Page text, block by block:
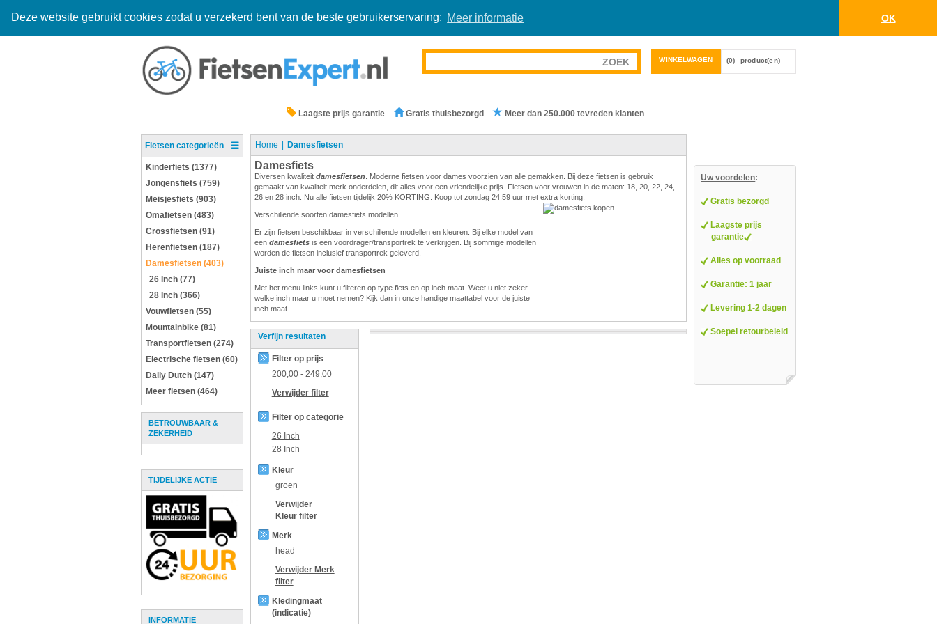
Deze website gebruikt cookies zodat u verzekerd bent van de beste gebruikerservaring: Meer informatie OK
WINKELWAGEN (0) product(en)
Laagste prijs garantie Gratis thuisbezorgd Meer dan 250.000 tevreden klanten
Fietsen categorieën
Kinderfiets (1377)
Jongensfiets (759)
Meisjesfiets (903)
Omafietsen (483)
Crossfietsen (91)
Herenfietsen (187)
Damesfietsen (403)
26 Inch (77)
28 Inch (366)
Vouwfietsen (55)
Mountainbike (81)
Transportfietsen (274)
Electrische fietsen (60)
Daily Dutch (147)
Meer fietsen (464)
BETROUWBAAR &
ZEKERHEID
TIJDELIJKE ACTIE
INFORMATIE
Home Damesfietsen
Damesfiets
Diversen kwaliteit damesfietsen. Moderne fietsen voor dames voorzien van alle gemakken. Bij deze fietsen is gebruik
gemaakt van kwaliteit merk onderdelen, dit alles voor een vriendelijke prijs. Fietsen voor vrouwen in de maten: 18, 20, 22, 24,
26 en 28 inch. Nu alle fietsen tijdelijk 20% KORTING. Koop tot zondag 24.59 uur met extra korting.
Verschillende soorten damesfiets modellen
Er zijn fietsen beschikbaar in verschillende modellen en kleuren. Bij elke model van
een damesfiets is een voordrager/transportrek te verkrijgen. Bij sommige modellen
worden de fietsen inclusief transportrek geleverd.
Juiste inch maar voor damesfietsen
Met het menu links kunt u filteren op type fiets en op inch maat. Weet u niet zeker
welke inch maar u moet nemen? Kijk dan in onze handige maattabel voor de juiste
inch maat.
Verfijn resultaten
Filter op prijs
200,00- 249,00
Verwijder filter
Filter op categorie
26 Inch
28 Inch
Kleur
groen
Verwijder
Kleurfilter
Merk
head
Verwijder Merk
filter
Kledingmaat
(indicatie)
Uw voordelen:
Gratis bezorgd
Laagste prijs
garantie
Alles op voorraad
Garantie: 1 jaar
Levering 1-2 dagen
Soepel retourbeleid